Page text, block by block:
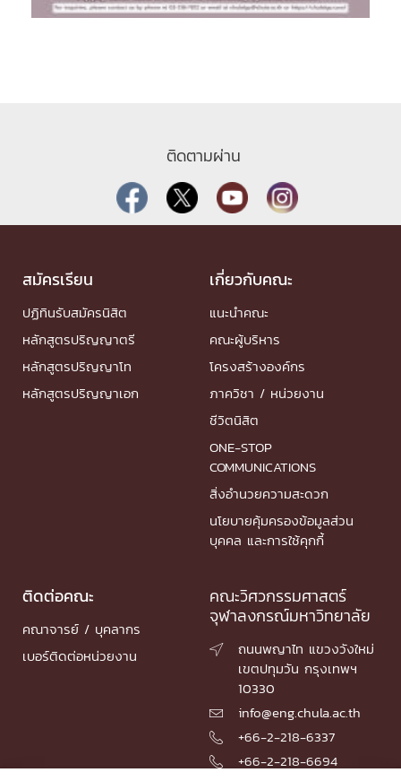
ติดตามผ่าน
สมัครเรียน
ปฏิทินรับสมัครนิสิต
หลักสูตรปริญญาตรี
หลักสูตรปริญญาโท
หลักสูตรปริญญาเอก
เกี่ยวกับคณะ
แนะนำคณะ
คณะผู้บริหาร
โครงสร้างองค์กร
ภาควิชา / หน่วยงาน
ชีวิตนิสิต
ONE-STOP
COMMUNICATIONS
สิ่งอำนวยความสะดวก
นโยบายคุ้มครองข้อมูลส่วน
บุคคล และการใช้คุกกี้
ติดต่อคณะ
คณาจารย์ / บุคลากร
เบอร์ติดต่อหน่วยงาน
คณะวิศวกรรมศาสตร์
จุฬาลงกรณ์มหาวิทยาลัย

ถนนพญาไท แขวงวังใหม่
เขตปทุมวัน กรุงเทพฯ
10330
 info@eng.chula.ac.th
 +66-2-218-6337
 +66-2-218-6694